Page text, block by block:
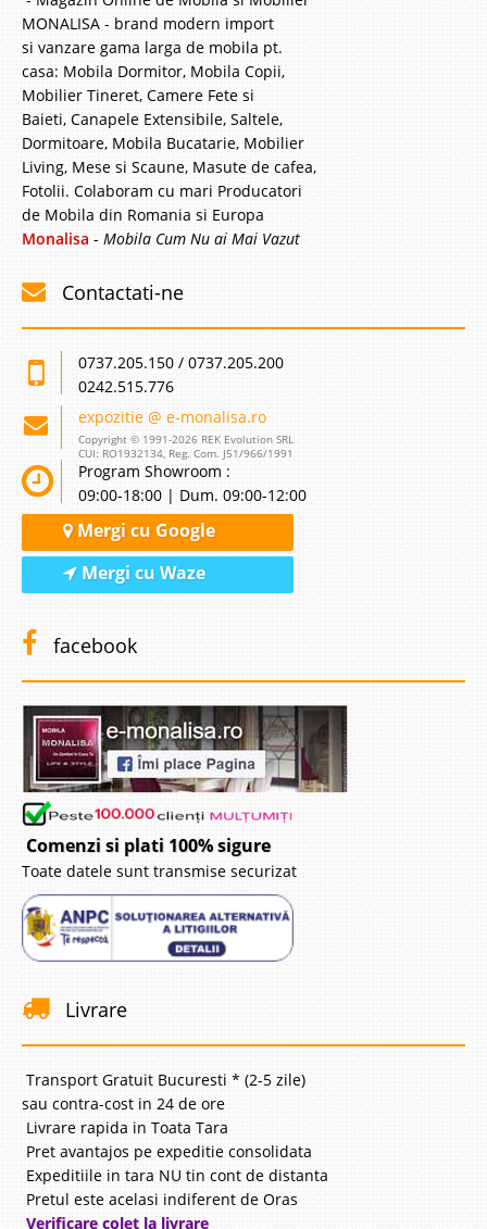
MONALISA - brand modern import
si vanzare gama larga de mobila pt.
casa: Mobila Dormitor, Mobila Copii,
Mobilier Tineret, Camere Fete si
Baieti, Canapele Extensibile, Saltele,
Dormitoare, Mobila Bucatarie, Mobilier
Living, Mese si Scaune, Masute de cafea,
Fotolii. Colaboram cu mari Producatori
de Mobila din Romania si Europa
Monalisa - Mobila Cum Nu ai Mai Vazut
Contactati-ne
0737.205.150 / 0737.205.200
0242.515.776
expozitie @ e-monalisa.ro
Copyright © 1991-2026 REK Evolution SRL
CUI: RO1932134, Reg. Com. J51/966/1991
Program Showroom :
09:00-18:00 | Dum. 09:00-12:00
Mergi cu Google
Mergi cu Waze
facebook
Comenzi si plati 100% sigure
Toate datele sunt transmise securizat
Livrare
Transport Gratuit Bucuresti * (2-5 zile)
sau contra-cost in 24 de ore
Livrare rapida in Toata Tara
Pret avantajos pe expeditie consolidata
Expeditiile in tara NU tin cont de distanta
Pretul este acelasi indiferent de Oras
Verificare colet la livrare